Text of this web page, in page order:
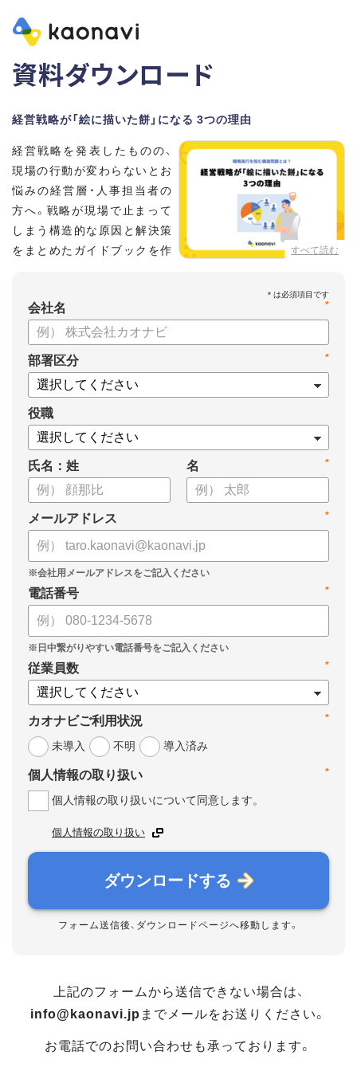
資料ダウンロード
経営戦略が「絵に描いた餅」になる 3つの理由
すべて読む
経営戦略を発表したものの、
現場の行動が変わらないとお
悩みの経営層・人事担当者の
方へ。戦略が現場で止まって
しまう構造的な原因と解決策
をまとめたガイドブックを作
本資料では、自律的に戦略を実行できる組織づくりのステップ
と、タレントマネジメントの視点から具体的なアプローチをお
届けします 。
【資料の内容】
・経営戦略が「絵に描いた餅」になる3つの理由
・人材の見える化や評価制度連動など、実務対応のポイント
・カオナビを活用した組織マネジメントの底上げ
*
会社名
*
部署区分
役職
氏名：姓 *
名
*
メールアドレス
*
電話番号
*
従業員数
*
カオナビご利用状況
未導入
不明 導入済み
*
個人情報の取り扱い
個人情報の取り扱いについて同意します。
個人情報の取り扱い
ダウンロードする
フォーム送信後、ダウンロードページへ移動します。
上記のフォームから送信できない場合は、
info@kaonavi.jp までメールをお送りください。
お電話でのお問い合わせも承っております。